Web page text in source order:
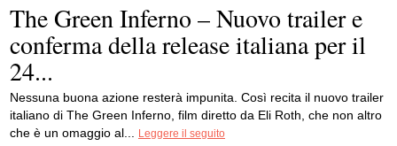
The Green Inferno – Nuovo trailer e
conferma della release italiana per il
24...
Nessuna buona azione resterà impunita. Così recita il nuovo trailer
italiano di The Green Inferno, film diretto da Eli Roth, che non altro
che è un omaggio al...
Leggere il seguito